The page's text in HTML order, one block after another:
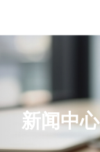
新闻中心